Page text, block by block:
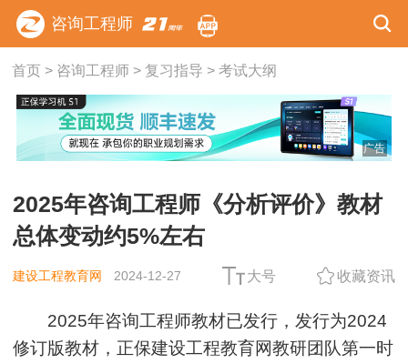
咨询工程师
首页> 咨询工程师> 复习指导 > 考试大纲
广告
2025年咨询工程师《分析评价》教材
总体变动约5%左右
建设工程教育网 2024-12-27 大号 收藏资讯
2025年咨询工程师教材已发行，发行为2024
修订版教材，正保建设工程教育网教研团队第一时